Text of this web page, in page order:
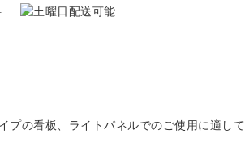
プの看板、ライトパネルでのご使用に適して